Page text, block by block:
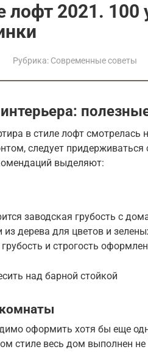
лофт 2021.
Рубрика: Современные советы
в стиле лофт смотрелась
следует придерживаться
выделяют:
заводская грубость с
из дерева для цветов и
и строгость
над барной стойкой
оформить хотя бы еще
стиле весь дом выполнен